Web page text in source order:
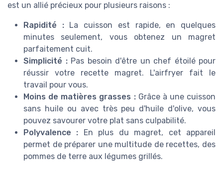
est un allié précieux pour plusieurs raisons :
Rapidité :La cuisson est rapide, en quelques
minutes seulement, vous obtenez un magret
parfaitement cuit.
Simplicité :Pas besoin d'être un chef étoilé pour
réussir votre recette magret. L'airfryer fait le
travail pour vous.
Moins de matières grasses :Grâce à une cuisson
sans huile ou avec très peu d'huile d'olive, vous
pouvez savourer votre plat sans culpabilité.
Polyvalence : En plus du magret, cet appareil
permet de préparer une multitude de recettes, des
pommes de terre aux légumes grillés.